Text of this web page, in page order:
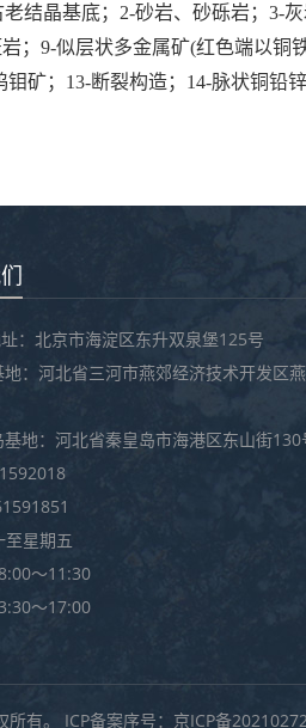
老结晶基底；2-砂岩、砂砾岩；3-
；9-似层状多金属矿(红色端以铜
钼矿；13-断裂构造；14-脉状铜铅
：北京市海淀区东升双泉堡125号
地：河北省三河市燕郊经济技术开发区
基地：河北省秦皇岛市海港区东山街130
至星期五
～11:30
～17:00
有。 ICP备案序号： 京ICP备